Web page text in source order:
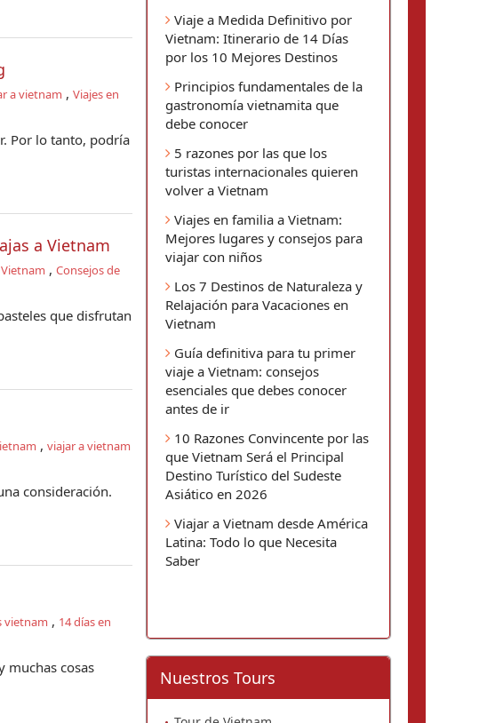
a vietnam , Viajes en
Por lo tanto, podría
a Vietnam
, Consejos de
que disfrutan
, viajar a vietnam
consideración.
vietnam , 14 días en
muchas cosas
Viaje a Medida Definitivo por
Vietnam: Itinerario de 14 Días
por los 10 Mejores Destinos
Principios fundamentales de la
gastronomía vietnamita que
debe conocer
5 razones por las que los
turistas internacionales quieren
volver a Vietnam
Viajes en familia a Vietnam:
Mejores lugares y consejos para
viajar con niños
Los 7 Destinos de Naturaleza y
Relajación para Vacaciones en
Vietnam
Guía definitiva para tu primer
viaje a Vietnam: consejos
esenciales que debes conocer
antes de ir
10 Razones Convincente por las
que Vietnam Será el Principal
Destino Turístico del Sudeste
Asiático en 2026
Viajar a Vietnam desde América
Latina: Todo lo que Necesita
Saber
Nuestros Tours